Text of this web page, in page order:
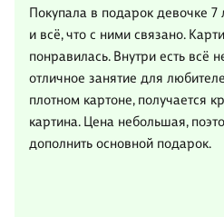
Покупала в подарок девочке 7
и всё, что с ними связано.
понравилась. Внутри есть всё
отличное занятие для
плотном картоне, получается
картина. Цена небольшая,
дополнить основной подарок.